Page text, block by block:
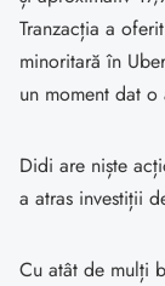
Tranzacția a
minoritară în
un moment dat
Didi are niște
a atras investiții
Cu atât de mulți